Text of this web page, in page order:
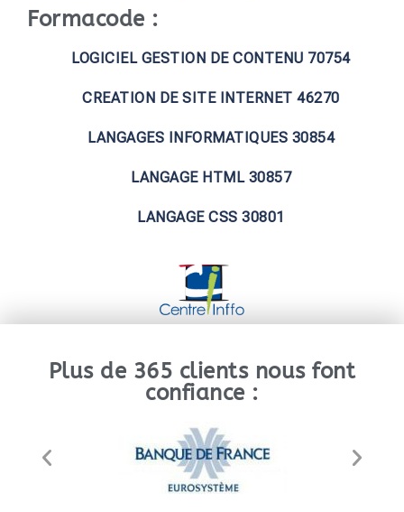
Formacode :
LOGICIEL GESTION DE CONTENU 70754
CREATION DE SITE INTERNET 46270
LANGAGES INFORMATIQUES 30854
LANGAGE HTML 30857
LANGAGE CSS 30801
Plus de 365 clients nous font
confiance :